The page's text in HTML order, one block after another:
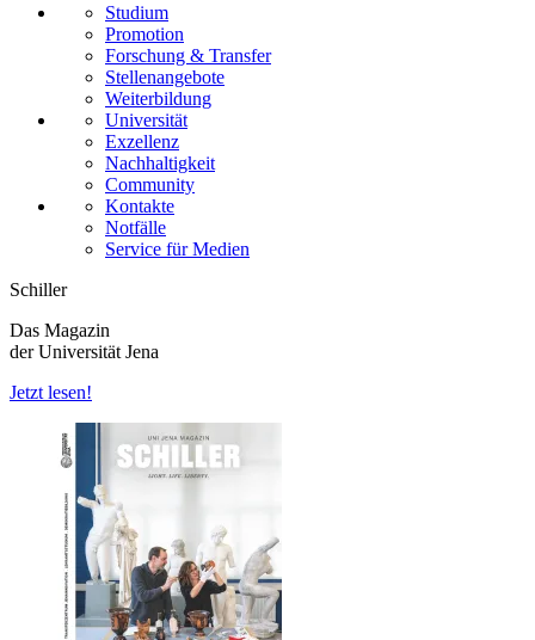
Studium
Promotion
Forschung & Transfer
Stellenangebote
Weiterbildung
Universität
Exzellenz
Nachhaltigkeit
Community
Kontakte
Notfälle
Service für Medien
Schiller
Das Magazin
der Universität Jena
Jetzt lesen!